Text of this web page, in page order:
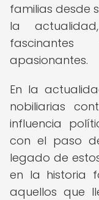
familias desde
la
apasionantes.
En la
nobiliarias
influencia
con el paso
legado de
en la historia
aquellos que